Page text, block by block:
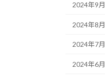
2024年9月
2024年8月
2024年7月
2024年6月